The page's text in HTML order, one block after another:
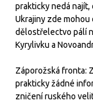
prakticky nedá
Ukrajiny zde
dělostřelectvo pálí
Kyrylivku a
Záporožská fronta:
prakticky žádné
zničení ruského